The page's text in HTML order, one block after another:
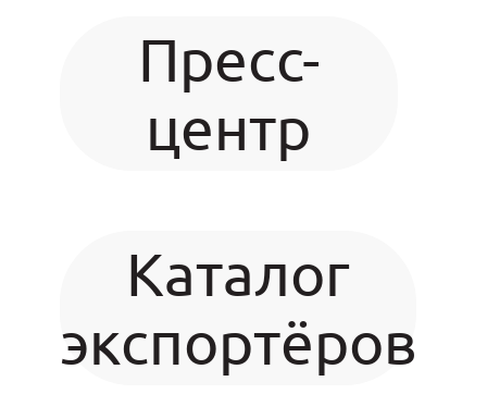
Пресс-
центр
Каталог
экспортёров